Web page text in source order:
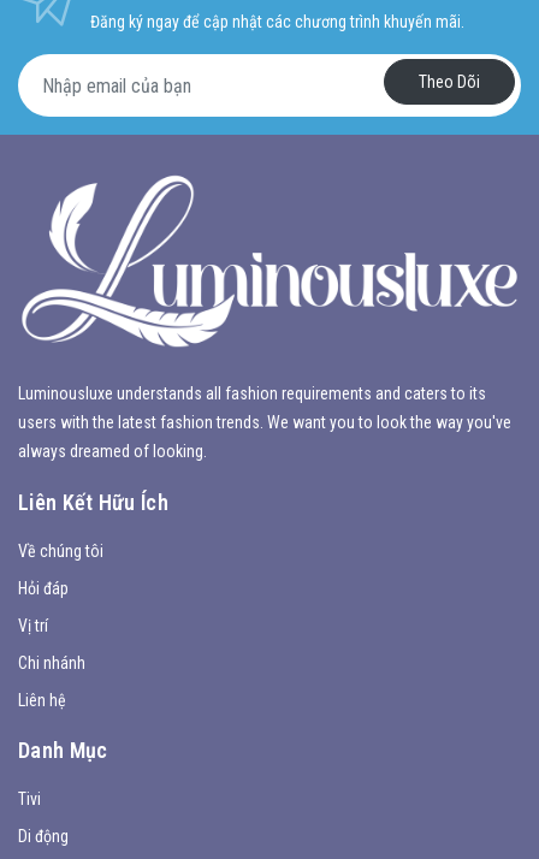
Đăng ký ngay để cập nhật các chương trình khuyến mãi.
Theo Dõi
Luminousluxe understands all fashion requirements and caters to its
users with the latest fashion trends. We want you to look the way you've
always dreamed of looking.
Liên Kết Hữu Ích
Về chúng tôi
Hỏi đáp
Vị trí
Chi nhánh
Liên hệ
Danh Mục
Tivi
Di động